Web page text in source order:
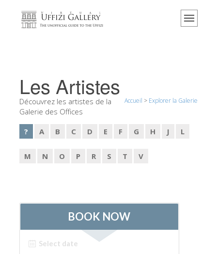
Accueil
Événements et expositions
L' avis des visiteurs
Réserver
Les Artistes
Accueil > Explorer la Galerie
Découvrez les artistes de la
Galerie des Offices
? A B C D E F G H J L
M N O P R S T V